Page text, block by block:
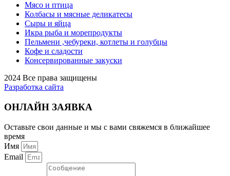
Мясо и птица
Колбасы и мясные деликатесы
Сыры и яйца
Икра рыба и морепродукты
Пельмени ,чебуреки, котлеты и голубцы
Кофе и сладости
Консервированные закуски
2024 Все права защищены
Разработка сайта
ОНЛАЙН ЗАЯВКА
Оставьте свои данные и мы с вами свяжемся в ближайшее
время
Имя
Email